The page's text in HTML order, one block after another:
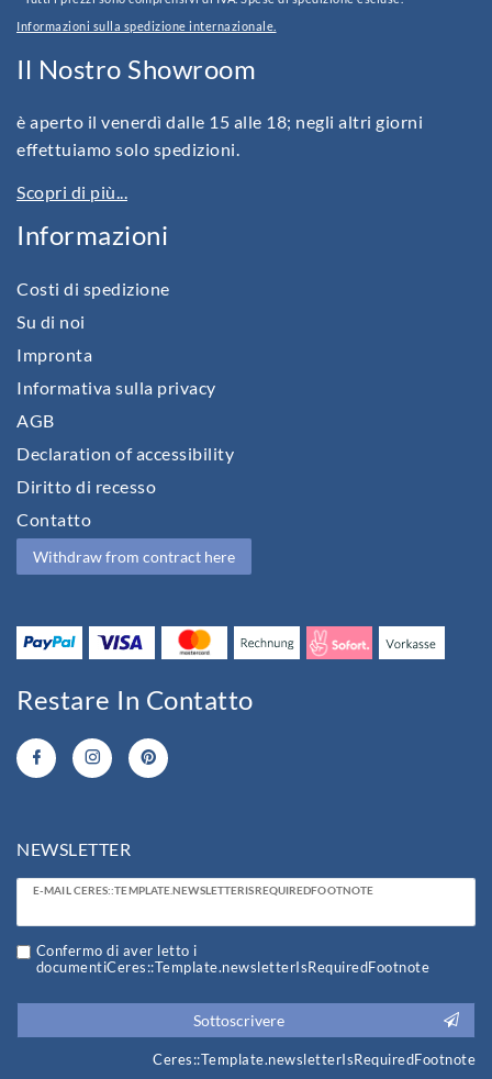
Informazioni sulla spedizione internazionale.
Il Nostro Showroom
è aperto il venerdì dalle 15 alle 18; negli altri giorni
effettuiamo solo spedizioni.
Scopri di più...
Informazioni
Costi di spedizione
Su di noi
Impronta
Informativa sulla privacy
AGB
Declaration of accessibility
Diritto di recesso
Contatto
Withdraw from contract here
Restare In Contatto
NEWSLETTER
E-MAIL CERES::TEMPLATE.NEWSLETTERISREQUIREDFOOTNOTE
Ceres::Template.newsletterHoneypotLabel
Confermo di aver letto i
documentiCeres::Template.newsletterIsRequiredFootnote
Sottoscrivere
Ceres::Template.newsletterIsRequiredFootnote